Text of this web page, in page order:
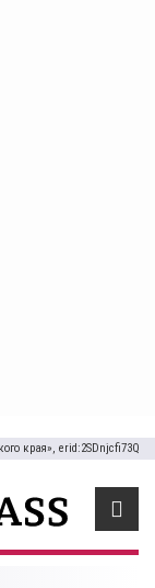
края», erid:2SDnjcfi73Q